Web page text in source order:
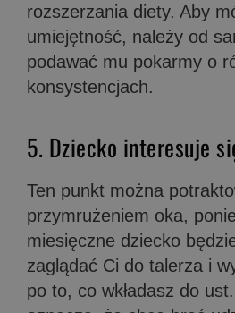
rozszerzania diety. Aby
umiejętność, należy od
podawać mu pokarmy o
konsystencjach.
5. Dziecko interesuje
Ten punkt można
przymrużeniem oka,
miesięczne dziecko
zaglądać Ci do talerza i
po to, co wkładasz do